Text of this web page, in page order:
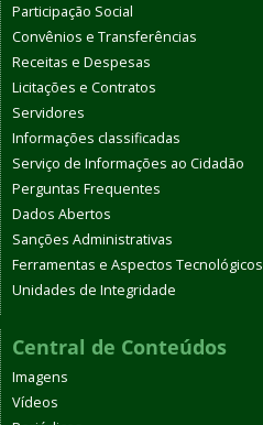
Participação Social
Convênios e Transferências
Receitas e Despesas
Licitações e Contratos
Servidores
Informações classificadas
Serviço de Informações ao Cidadão
Perguntas Frequentes
Dados Abertos
Sanções Administrativas
Ferramentas e Aspectos Tecnológicos
Unidades de Integridade
Central de Conteúdos
Imagens
Vídeos